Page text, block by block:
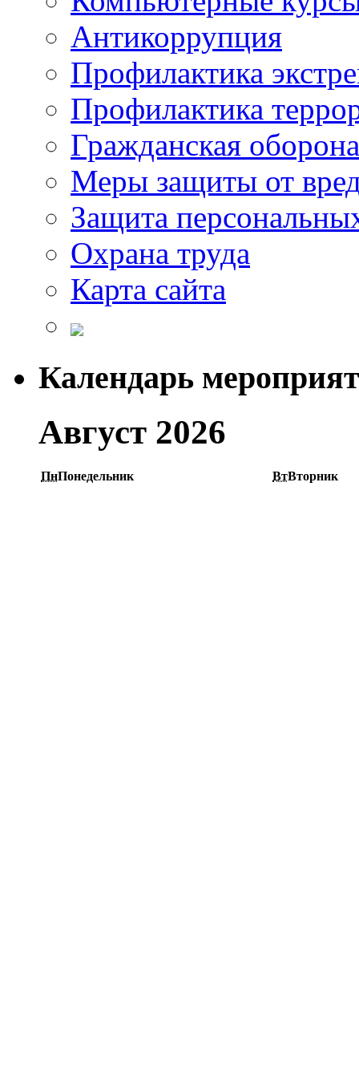
Антикоррупция
Профилактика
Профилактика
Гражданская оборона
Меры защиты от
Защита
Охрана труда
Карта сайта
Календарь
Август 2026
ПнПонедельник ВтВторник